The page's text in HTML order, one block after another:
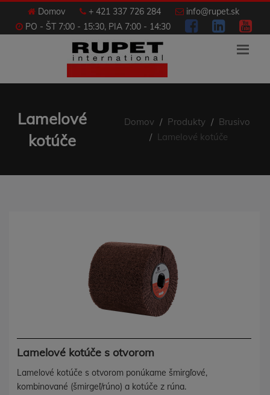
Domov + 421 337 726 284
info@rupet.sk
PO - ŠT 7:00 - 15:30, PIA 7:00 - 14:30
Lamelové
kotúče
Domov Produkty
Brusivo
Lamelové kotúče
Lamelové kotúče s otvorom
Lamelové kotúče s otvorom ponúkame šmirgľové,
kombinované (šmirgeľ/rúno) a kotúče z rúna.